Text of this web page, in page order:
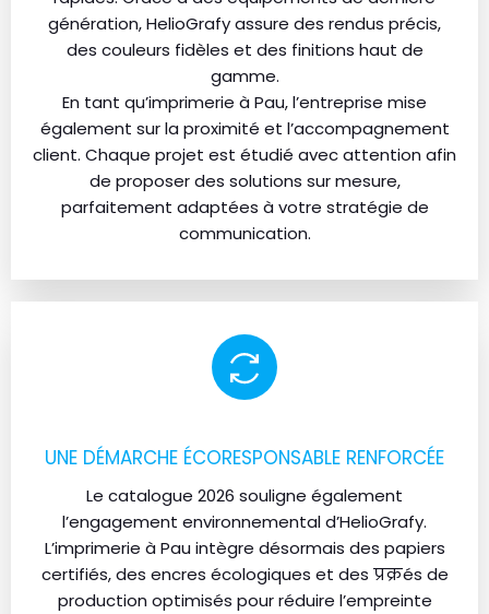
génération, HelioGrafy assure des rendus précis,
des couleurs fidèles et des finitions haut de
gamme.
En tant qu’imprimerie à Pau, l’entreprise mise
également sur la proximité et l’accompagnement
client. Chaque projet est étudié avec attention afin
de proposer des solutions sur mesure,
parfaitement adaptées à votre stratégie de
communication.
UNE DÉMARCHE ÉCORESPONSABLE RENFORCÉE
Le catalogue 2026 souligne également
l’engagement environnemental d’HelioGrafy.
L’imprimerie à Pau intègre désormais des papiers
certifiés, des encres écologiques et des प्रक्रés de
production optimisés pour réduire l’empreinte